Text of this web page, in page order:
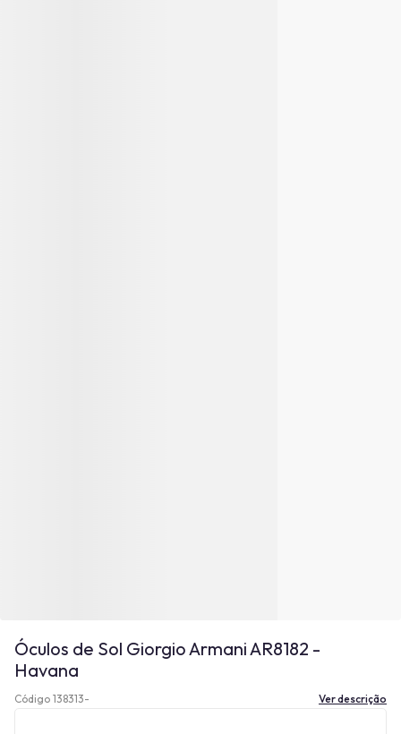
Óculos de Sol Giorgio Armani AR8182 -
Havana
Código 138313- Ver descrição